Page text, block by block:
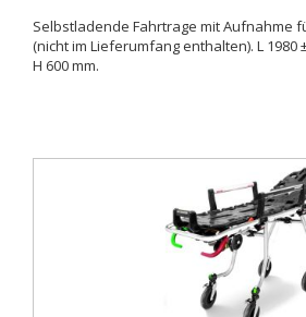
Selbstladende Fahrtrage mit Aufnahme
(nicht im Lieferumfang enthalten). L 1980
H 600 mm.